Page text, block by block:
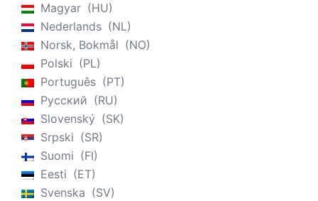
Magyar
HU
Nederlands
NL
Norsk, Bokmål
NO
Polski
PL
Português
PT
Русский
RU
Slovenský
SK
Srpski
SR
Suomi
FI
Eesti
ET
Svenska
SV